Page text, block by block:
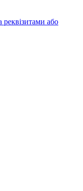
реквізитами або